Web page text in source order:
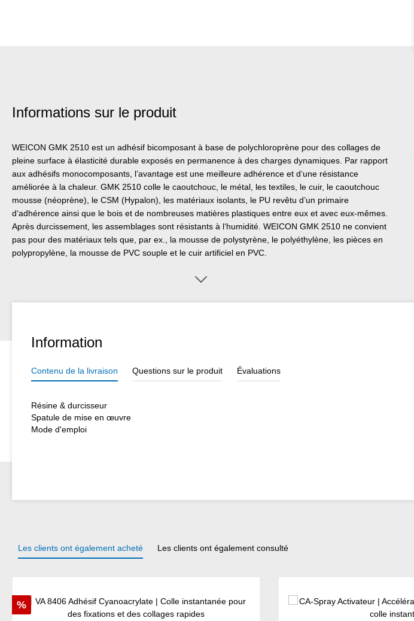
Informations sur le produit
WEICON GMK 2510 est un adhésif bicomposant à base de polychloroprène pour des collages de
pleine surface à élasticité durable exposés en permanence à des charges dynamiques. Par rapport
aux adhésifs monocomposants, l’avantage est une meilleure adhérence et d‘une résistance
améliorée à la chaleur. GMK 2510 colle le caoutchouc, le métal, les textiles, le cuir, le caoutchouc
mousse (néoprène), le CSM (Hypalon), les matériaux isolants, le PU revêtu d’un primaire
d‘adhérence ainsi que le bois et de nombreuses matières plastiques entre eux et avec eux-mêmes.
Après durcissement, les assemblages sont résistants à l‘humidité. WEICON GMK 2510 ne convient
pas pour des matériaux tels que, par ex., la mousse de polystyrène, le polyéthylène, les pièces en
polypropylène, la mousse de PVC souple et le cuir artificiel en PVC.
Information
Contenu de la livraison Questions sur le produit Évaluations
Résine & durcisseur
Spatule de mise en œuvre
Mode d'emploi
Les clients ont également acheté Les clients ont également consulté
Réduction
%